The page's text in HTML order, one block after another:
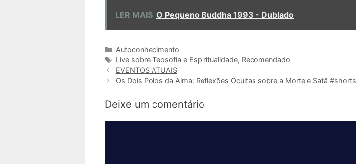
LER MAIS O Pequeno Buddha 1993 - Dublado
Categorias
Autoconhecimento
Tags
Live sobre Teosofia e Espiritualidade, Recomendado
EVENTOS ATUAIS
Os Dois Polos da Alma: Reflexões Ocultas sobre a Morte e Satã #shorts
Deixe um comentário